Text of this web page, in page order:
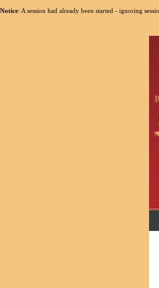
Notice: A session had already been started - ignoring